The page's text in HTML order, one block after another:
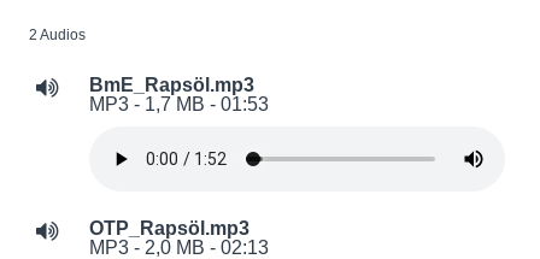
2 Audios
BmE_Rapsöl.mp3
MP3 - 1,7 MB - 01:53
OTP_Rapsöl.mp3
MP3 - 2,0 MB - 02:13